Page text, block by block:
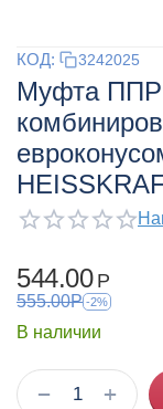
КОД: 3242025
Муфта ППР
544.00 Р
555.00Р -2%
В наличии
+
−